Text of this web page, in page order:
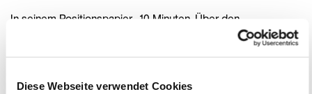
Diese Webseite verwendet Cookies
In seinem Positionspapier „10 Minuten. Über den
Rechtsanspruch auf Ganztagsbetreuung im Grundschulalter“